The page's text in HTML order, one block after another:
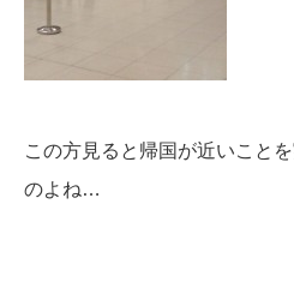
この方見ると帰国が近いこと
のよね…